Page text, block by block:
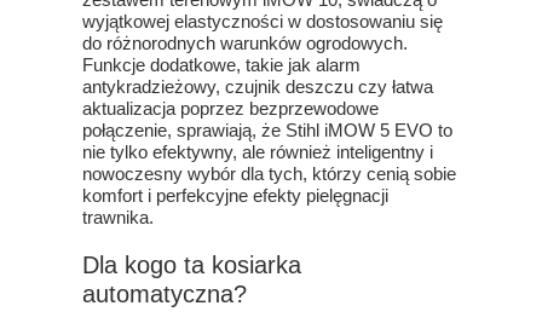
wyjątkowej elastyczności w dostosowaniu się
do różnorodnych warunków ogrodowych.
Funkcje dodatkowe, takie jak alarm
antykradzieżowy, czujnik deszczu czy łatwa
aktualizacja poprzez bezprzewodowe
połączenie, sprawiają, że Stihl iMOW 5 EVO to
nie tylko efektywny, ale również inteligentny i
nowoczesny wybór dla tych, którzy cenią sobie
komfort i perfekcyjne efekty pielęgnacji
trawnika.
Dla kogo ta kosiarka
automatyczna?